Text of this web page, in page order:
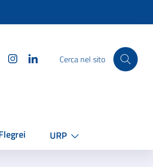
YouTube InstagramLinkedinCerca nel sito
URP